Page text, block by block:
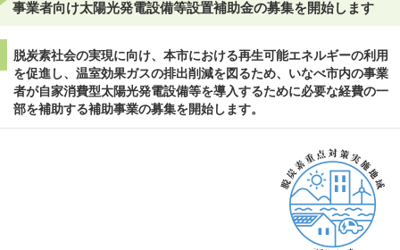
事業者向け太陽光発電設備等設置補助金の募集を開始します
脱炭素社会の実現に向け、本市における再生可能エネルギーの利用
を促進し、温室効果ガスの排出削減を図るため、いなべ市内の事業
者が自家消費型太陽光発電設備等を導入するために必要な経費の一
部を補助する補助事業の募集を開始します。